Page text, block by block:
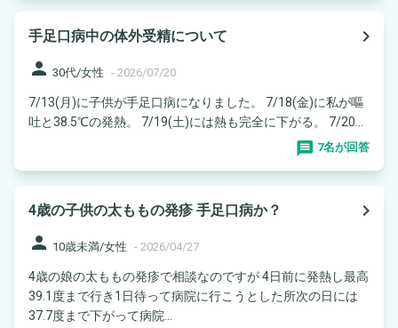
手足口病中の体外受精について
navigate_next
person 30代/女性 - 2026/07/20
7/13(月)に子供が手足口病になりました。 7/18(金)に私が嘔
吐と38.5℃の発熱。 7/19(土)には熱も完全に下がる。 7/20...
7名が回答
4歳の子供の太ももの発疹 手足口病か？
navigate_next
person 10歳未満/女性 - 2026/04/27
4歳の娘の太ももの発疹で相談なのですが 4日前に発熱し最高
39.1度まで行き1日待って病院に行こうとした所次の日には
37.7度まで下がって病院...